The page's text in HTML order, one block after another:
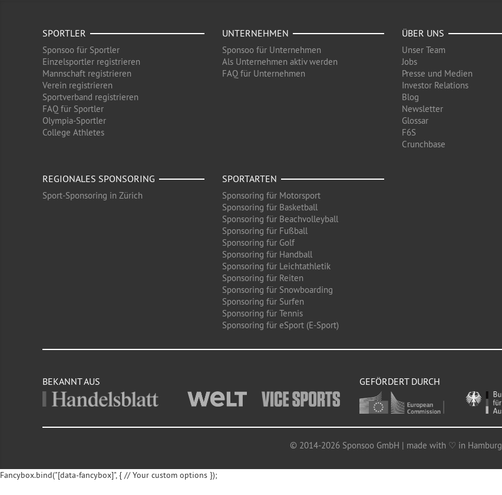
SPORTLER
Sponsoo für Sportler
Einzelsportler registrieren
Mannschaft registrieren
Verein registrieren
Sportverband registrieren
FAQ für Sportler
Olympia-Sportler
College Athletes
UNTERNEHMEN
Sponsoo für Unternehmen
Als Unternehmen aktiv werden
FAQ für Unternehmen
ÜBER UNS
Unser Team
Jobs
Presse und Medien
Investor Relations
Blog
Newsletter
Glossar
F6S
Crunchbase
REGIONALES SPONSORING
Sport-Sponsoring in Zürich
SPORTARTEN
Sponsoring für Motorsport
Sponsoring für Basketball
Sponsoring für Beachvolleyball
Sponsoring für Fußball
Sponsoring für Golf
Sponsoring für Handball
Sponsoring für Leichtathletik
Sponsoring für Reiten
Sponsoring für Snowboarding
Sponsoring für Surfen
Sponsoring für Tennis
Sponsoring für eSport (E-Sport)
BEKANNT AUS GEFÖRDERT DURCH
© 2014-2026 Sponsoo GmbH | made with ♡ in Hamburg
Fancybox.bind("[data-fancybox]", { // Your custom options });